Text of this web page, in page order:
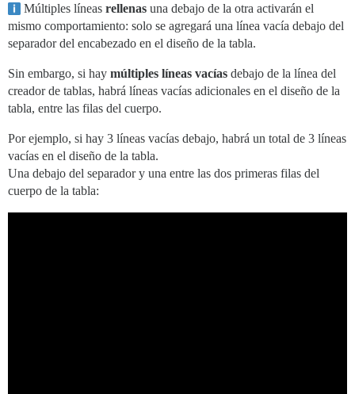
Múltiples líneas rellenas una debajo de la otra activarán el
mismo comportamiento: solo se agregará una línea vacía debajo del
separador del encabezado en el diseño de la tabla.
Sin embargo, si hay múltiples líneas vacías debajo de la línea del
creador de tablas, habrá líneas vacías adicionales en el diseño de la
tabla, entre las filas del cuerpo.
Por ejemplo, si hay 3 líneas vacías debajo, habrá un total de 3 líneas
vacías en el diseño de la tabla.
Una debajo del separador y una entre las dos primeras filas del
cuerpo de la tabla: